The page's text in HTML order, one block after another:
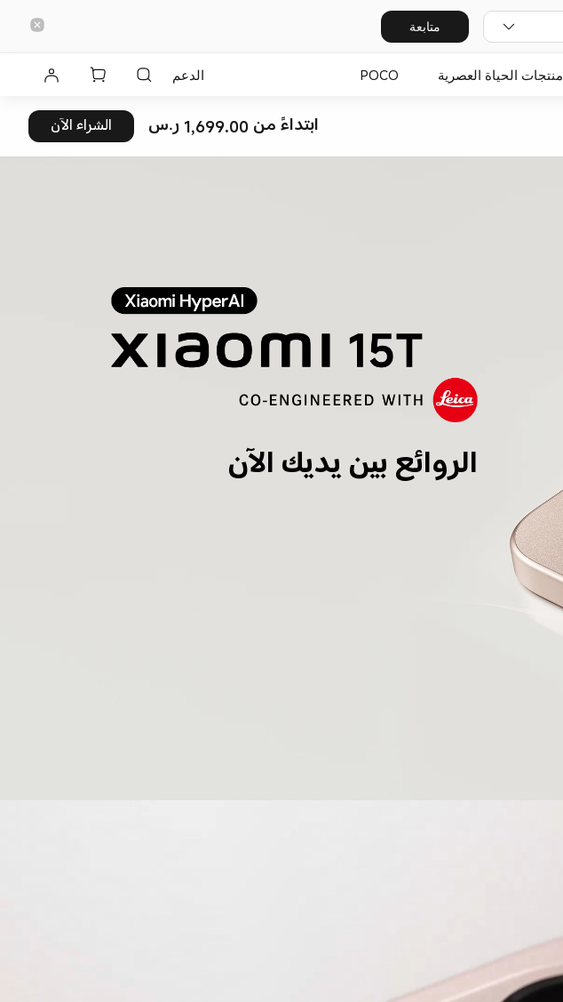
متابعة
منتجات الحياة العصرية POCO الدعم
ابتداءً من 1,699.00 ر.س الشراء الآن
الروائع بين يديك الآن